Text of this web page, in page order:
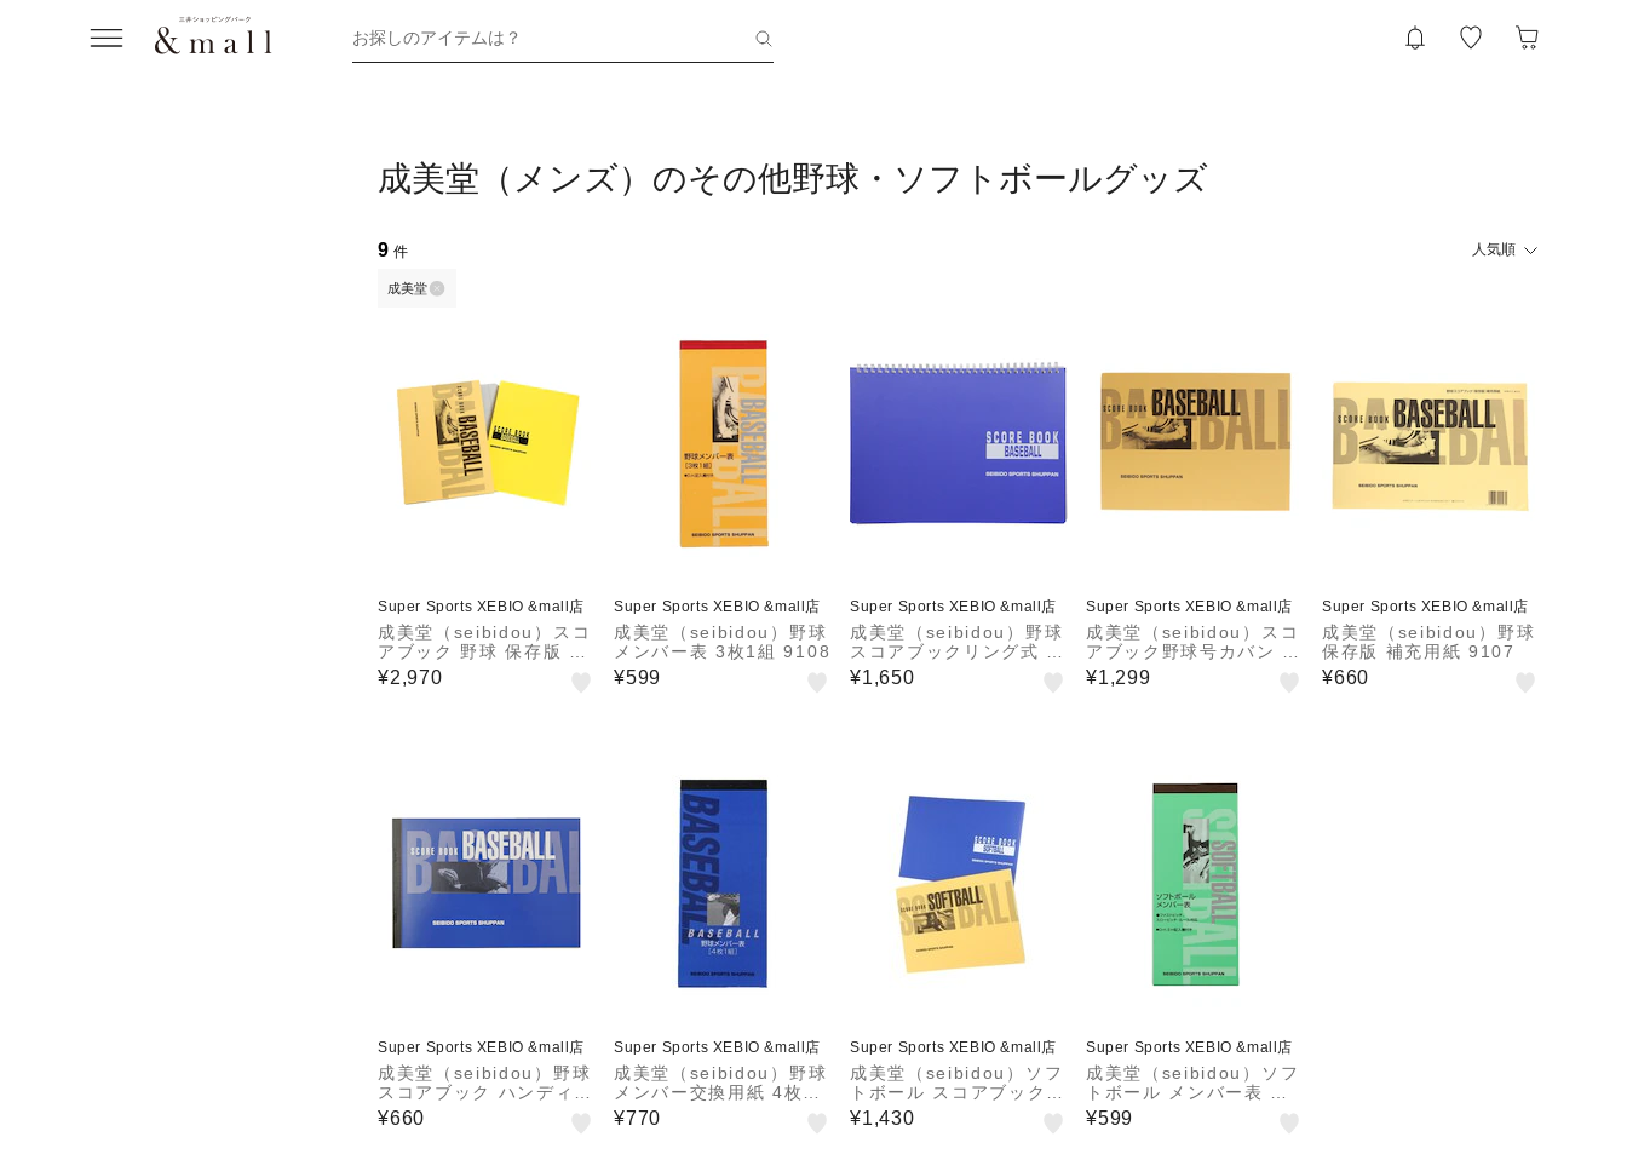
お探しのアイテムは？
成美堂（メンズ）のその他野球・ソフトボールグッズ
9 件 人気順
成美堂
Super Sports XEBIO &mall店
成美堂（seibidou）スコ
アブック 野球 保存版 91
06
¥2,970
Super Sports XEBIO &mall店
成美堂（seibidou）野球
メンバー表 3枚1組 9108
¥599
Super Sports XEBIO &mall店
成美堂（seibidou）野球
スコアブックリング式 9
139
¥1,650
Super Sports XEBIO &mall店
成美堂（seibidou）スコ
アブック野球号カバン 9
104
¥1,299
Super Sports XEBIO &mall店
成美堂（seibidou）野球
保存版 補充用紙 9107
¥660
Super Sports XEBIO &mall店
成美堂（seibidou）野球
スコアブック ハンディ版
9102
¥660
Super Sports XEBIO &mall店
成美堂（seibidou）野球
メンバー交換用紙 4枚1
組 9138
¥770
Super Sports XEBIO &mall店
成美堂（seibidou）ソフ
トボール スコアブック 9
115
¥1,430
Super Sports XEBIO &mall店
成美堂（seibidou）ソフ
トボール メンバー表 交
換用紙 9114
¥599